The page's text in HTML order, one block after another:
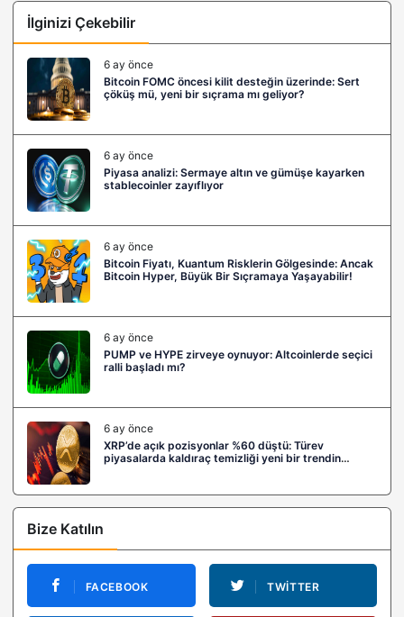
İlginizi Çekebilir
6 ay önce
Bitcoin FOMC öncesi kilit desteğin üzerinde: Sert
çöküş mü, yeni bir sıçrama mı geliyor?
6 ay önce
Piyasa analizi: Sermaye altın ve gümüşe kayarken
stablecoinler zayıflıyor
6 ay önce
Bitcoin Fiyatı, Kuantum Risklerin Gölgesinde: Ancak
Bitcoin Hyper, Büyük Bir Sıçramaya Yaşayabilir!
6 ay önce
PUMP ve HYPE zirveye oynuyor: Altcoinlerde seçici
ralli başladı mı?
6 ay önce
XRP’de açık pozisyonlar %60 düştü: Türev
piyasalarda kaldıraç temizliği yeni bir trendin
Bize Katılın
FACEBOOK TWITTER